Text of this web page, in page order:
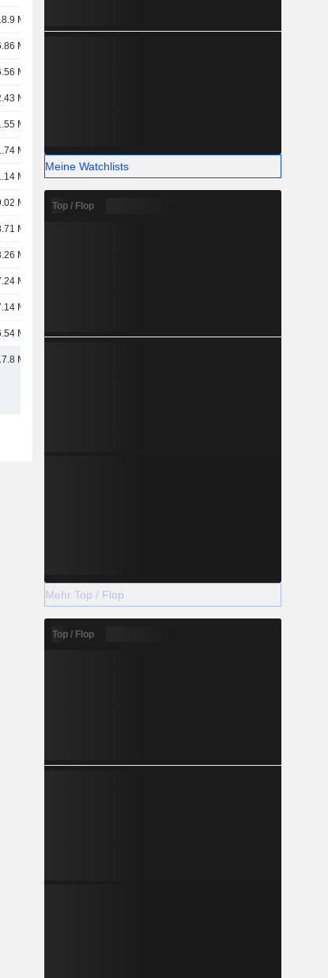
Mrd.
Mrd.
Mrd.
Mrd.
Mrd.
Mrd.
Mrd.
Mrd.
Mrd.
Mrd.
Mrd.
Mrd.
Mrd.
Mrd.
Meine Watchlists
Top / Flop
Mehr Top / Flop
Top / Flop